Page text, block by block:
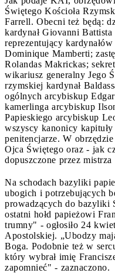
Świętego Kościoła
Farrell. Obecni też będą:
kardynał Giovanni
reprezentujący
Dominique Mamberti;
Rolandas Makrickas;
wikariusz generalny Jego
rzymskiej kardynał
ogólnych arcybiskup Edgar
kamerlinga arcybiskup
Papieskiego arcybiskup
wszyscy kanonicy
penitencjarze. W
Ojca Świętego oraz - jak
dopuszczone przez
Na schodach bazyliki
ubogich i potrzebujących
prowadzących do bazyliki
ostatni hołd papieżowi
trumny" - ogłosiło 24
Apostolskiej. „Ubodzy
Boga. Podobnie też w
który wybrał imię
zapomnieć" - zaznaczono.